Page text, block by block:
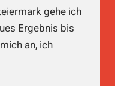
gehe ich
Ergebnis bis
an, ich